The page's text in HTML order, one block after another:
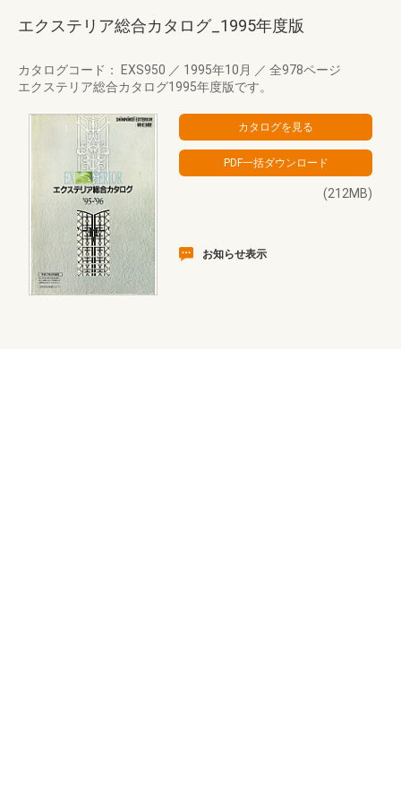
エクステリア総合カタログ_1995年度版
カタログコード： EXS950 ／ 1995年10月 ／ 全978ページ
エクステリア総合カタログ1995年度版です。
(212MB)
お知らせ表示